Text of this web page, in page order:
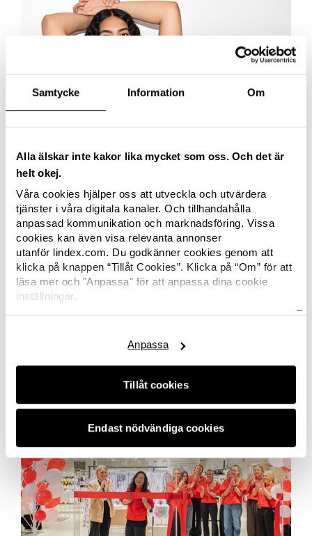
Samtycke Information Om
Alla älskar inte kakor lika mycket som oss. Och det är
helt okej.
Våra cookies hjälper oss att utveckla och utvärdera
tjänster i våra digitala kanaler. Och tillhandahålla
anpassad kommunikation och marknadsföring. Vissa
cookies kan även visa relevanta annonser
utanför lindex.com. Du godkänner cookies genom att
klicka på knappen “Tillåt Cookies”. Klicka på “Om” för att
läsa mer och "Anpassa" för att anpassa dina cookie
inställningar.
Här hittar du Lindexcookiepolicy.
Tillåt cookies
Anpassa
Endast nödvändiga cookies
CORPORATE HÅLLBARHETSNYHETER
Lindex och BASF samarbetar för att
introducera återvunnen polyamid från
textil till textil inom underkläder
Lindex har inlett ett samarbete med BASF kring
loopamid® för att accelerera återvinningen av textilier
och driva utvecklingen mot mer cirkulära
maj 20, 2026